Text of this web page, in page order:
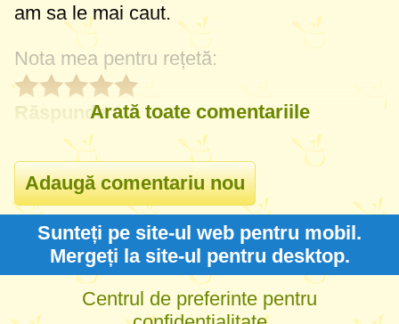
am sa le mai caut.
Nota mea pentru rețetă:
RăspundeArată toate comentariile
Sunteți pe site-ul web pentru mobil.
Mergeți la site-ul pentru desktop.
Centrul de preferinte pentru